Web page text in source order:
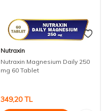
Nutraxin
Nutraxin Magnesium Daily 250
mg 60 Tablet
349,20TL